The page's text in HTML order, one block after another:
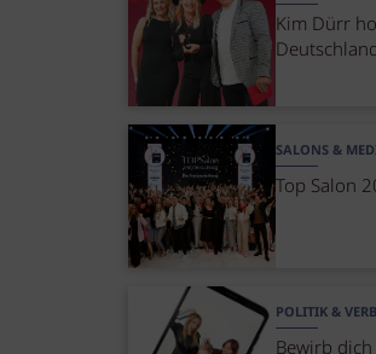
Kim Dürr
SALONS &
Top Salon
POLITIK &